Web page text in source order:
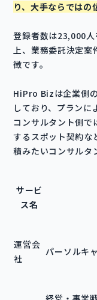
り、大手ならではの
登録者数は23,000
上、業務委託決定案
徴です。
HiPro Bizは企業側
しており、プランに
コンサルタント側で
するスポット契約な
積みたいコンサルタ
サービ
ス名
運営会
社
パーソルキ